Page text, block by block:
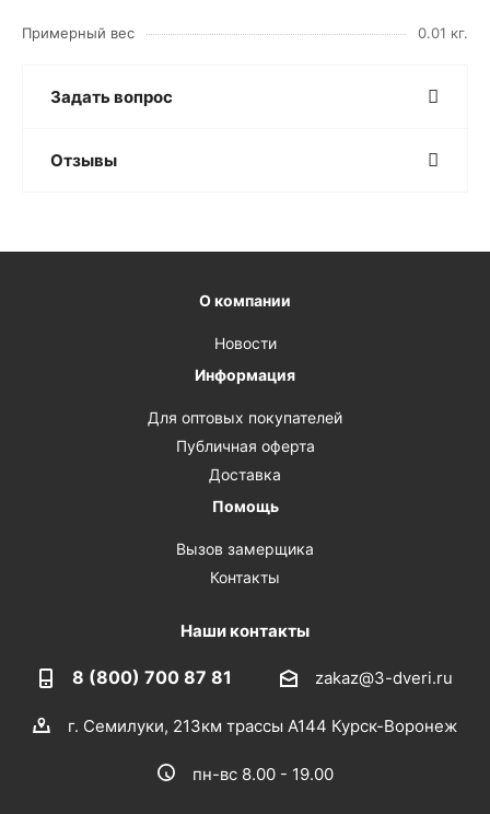
Примерный вес 0.01 кг.
Задать вопрос
Отзывы
О компании
Новости
Информация
Для оптовых покупателей
Публичная оферта
Доставка
Помощь
Вызов замерщика
Контакты
Наши контакты
8 (800) 700 87 81 zakaz@3-dveri.ru
г. Семилуки, 213км трассы А144 Курск-Воронеж
пн-вс 8.00 - 19.00